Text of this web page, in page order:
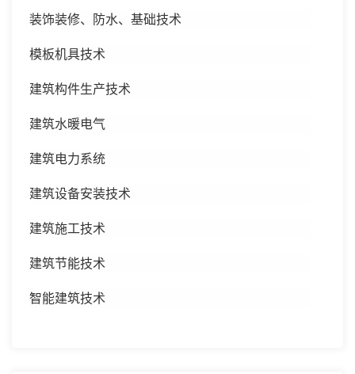
装饰装修、防水、基础技术
模板机具技术
建筑构件生产技术
建筑水暖电气
建筑电力系统
建筑设备安装技术
建筑施工技术
建筑节能技术
智能建筑技术